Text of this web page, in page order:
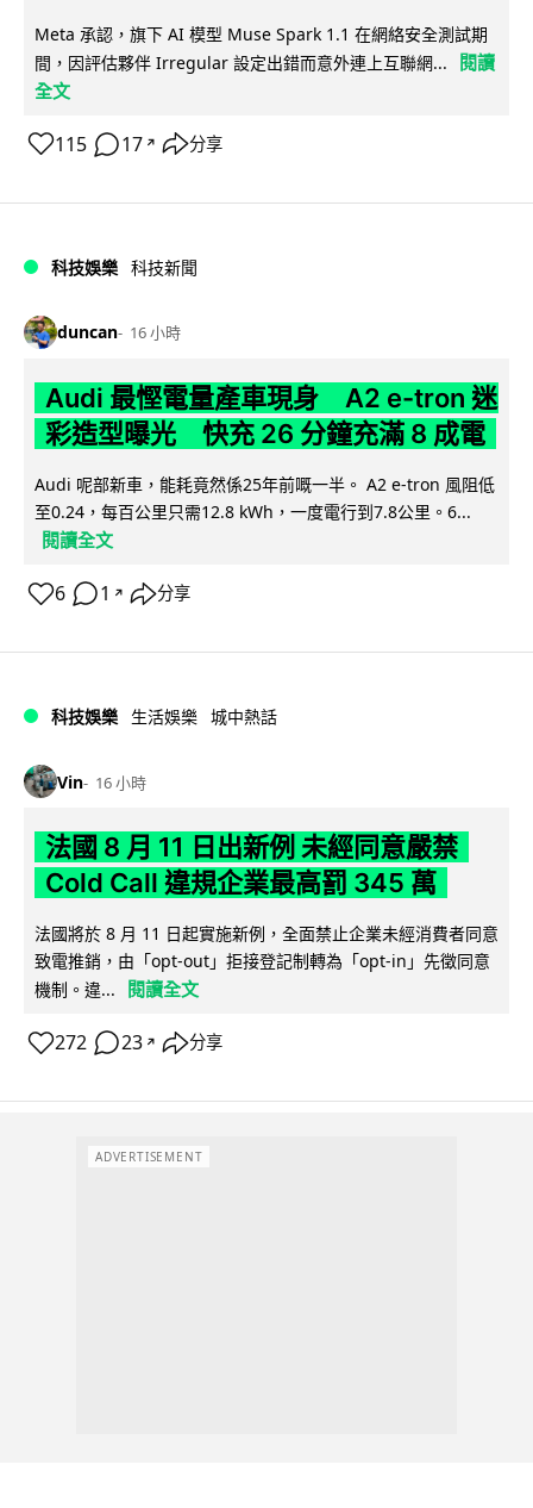
Meta 承認，旗下 AI 模型 Muse Spark 1.1 在網絡安全測試期
間，因評估夥伴 Irregular 設定出錯而意外連上互聯網...
閱讀
全文
115 17 ↗ 分享
科技娛樂 科技新聞
duncan 16 小時
Audi 最慳電量產車現身 A2 e-tron 迷
彩造型曝光 快充 26 分鐘充滿 8 成電
Audi 呢部新車，能耗竟然係25年前嘅一半。 A2 e-tron 風阻低
至0.24，每百公里只需12.8 kWh，一度電行到7.8公里。6...
閱讀全文
6 1 ↗ 分享
科技娛樂 生活娛樂 城中熱話
Vin 16 小時
法國 8 月 11 日出新例 未經同意嚴禁
Cold Call 違規企業最高罰 345 萬
法國將於 8 月 11 日起實施新例，全面禁止企業未經消費者同意
致電推銷，由「opt-out」拒接登記制轉為「opt-in」先徵同意
機制。違...
閱讀全文
272 23 ↗ 分享
ADVERTISEMENT